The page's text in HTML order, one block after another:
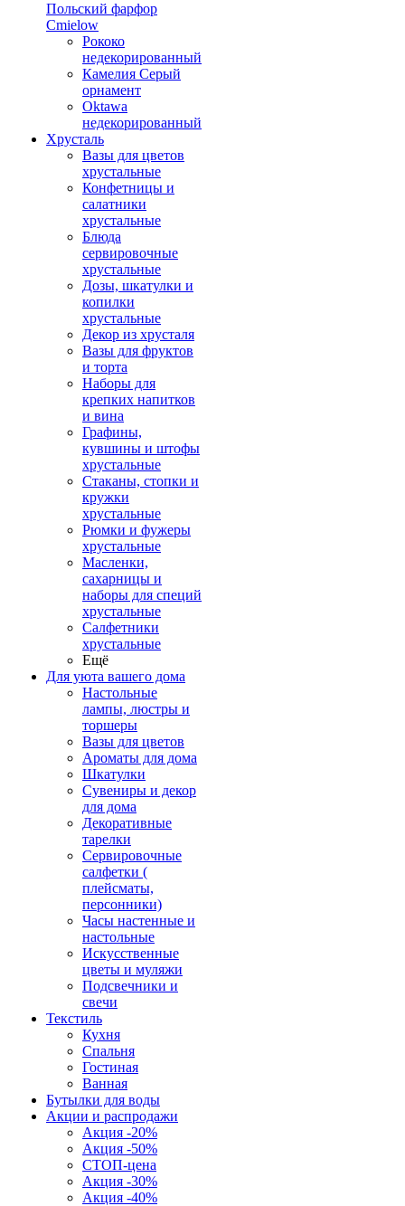
Польский фарфор
Сmielow
Рококо
недекорированный
Камелия Серый
орнамент
Oktawa
недекорированный
Хрусталь
Вазы для цветов
хрустальные
Конфетницы и
салатники
хрустальные
Блюда
сервировочные
хрустальные
Дозы, шкатулки и
копилки
хрустальные
Декор из хрусталя
Вазы для фруктов
и торта
Наборы для
крепких напитков
и вина
Графины,
кувшины и штофы
хрустальные
Стаканы, стопки и
кружки
хрустальные
Рюмки и фужеры
хрустальные
Масленки,
сахарницы и
наборы для специй
хрустальные
Салфетники
хрустальные
Ещё
Для уюта вашего дома
Настольные
лампы, люстры и
торшеры
Вазы для цветов
Ароматы для дома
Шкатулки
Сувениры и декор
для дома
Декоративные
тарелки
Сервировочные
салфетки (
плейсматы,
персонники)
Часы настенные и
настольные
Искусственные
цветы и муляжи
Подсвечники и
свечи
Текстиль
Кухня
Спальня
Гостиная
Ванная
Бутылки для воды
Акции и распродажи
Акция -20%
Акция -50%
СТОП-цена
Акция -30%
Акция -40%